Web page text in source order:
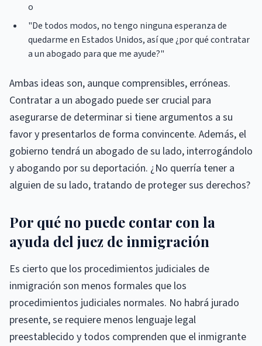
o
"De todos modos, no tengo ninguna esperanza de
quedarme en Estados Unidos, así que ¿por qué contratar
a un abogado para que me ayude?"
Ambas ideas son, aunque comprensibles, erróneas.
Contratar a un abogado puede ser crucial para
asegurarse de determinar si tiene argumentos a su
favor y presentarlos de forma convincente. Además, el
gobierno tendrá un abogado de su lado, interrogándolo
y abogando por su deportación. ¿No querría tener a
alguien de su lado, tratando de proteger sus derechos?
Por qué no puede contar con la
ayuda del juez de inmigración
Es cierto que los procedimientos judiciales de
inmigración son menos formales que los
procedimientos judiciales normales. No habrá jurado
presente, se requiere menos lenguaje legal
preestablecido y todos comprenden que el inmigrante